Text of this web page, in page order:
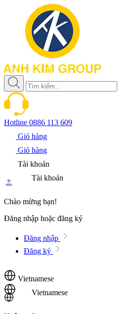
Hotline 0886 113 609
Giỏ hàng
Giỏ hàng
Tài khoản
Tài khoản
Chào mừng bạn!
Đăng nhập hoặc đăng ký
Đăng nhập
Đăng ký
Vietnamese
Vietnamese